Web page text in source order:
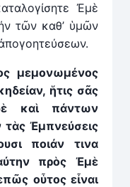
Ἐμὲ
τῶν καθ’ ὑμῶν
μεμονωμένος
ἥτις σᾶς
καὶ πάντων
Ἐμπνεύσεις
ποιάν τινα
πρὸς Ἐμὲ
οὗτος εἶναι